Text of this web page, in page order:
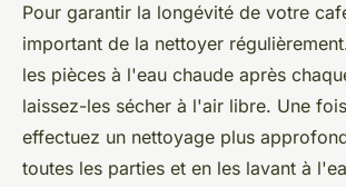
Pour garantir la longévité de votre
important de la nettoyer
les pièces à l'eau chaude après
laissez-les sécher à l'air libre. Une
effectuez un nettoyage plus
toutes les parties et en les lavant à